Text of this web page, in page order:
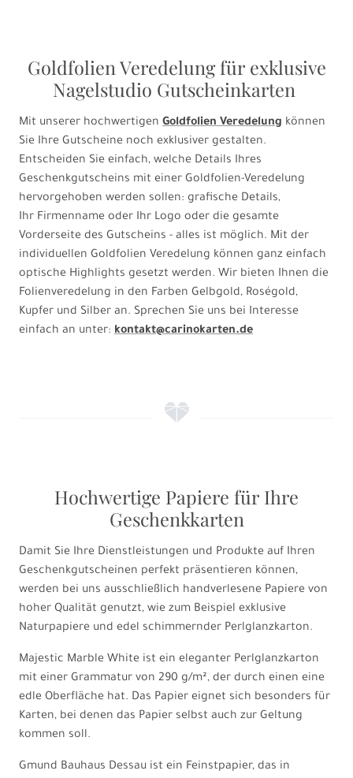
Goldfolien Veredelung für exklusive
Nagelstudio Gutscheinkarten
Mit unserer hochwertigen Goldfolien Veredelung können
Sie Ihre Gutscheine noch exklusiver gestalten.
Entscheiden Sie einfach, welche Details Ihres
Geschenkgutscheins mit einer Goldfolien-Veredelung
hervorgehoben werden sollen: grafische Details,
Ihr Firmenname oder Ihr Logo oder die gesamte
Vorderseite des Gutscheins - alles ist möglich. Mit der
individuellen Goldfolien Veredelung können ganz einfach
optische Highlights gesetzt werden. Wir bieten Ihnen die
Folienveredelung in den Farben Gelbgold, Roségold,
Kupfer und Silber an. Sprechen Sie uns bei Interesse
einfach an unter: kontakt@carinokarten.de
f
Hochwertige Papiere für Ihre
Geschenkkarten
Damit Sie Ihre Dienstleistungen und Produkte auf Ihren
Geschenkgutscheinen perfekt präsentieren können,
werden bei uns ausschließlich handverlesene Papiere von
hoher Qualität genutzt, wie zum Beispiel exklusive
Naturpapiere und edel schimmernder Perlglanzkarton.
Majestic Marble White ist ein eleganter Perlglanzkarton
mit einer Grammatur von 290 g/m², der durch einen eine
edle Oberfläche hat. Das Papier eignet sich besonders für
Karten, bei denen das Papier selbst auch zur Geltung
kommen soll.
Gmund Bauhaus Dessau ist ein Feinstpapier, das in